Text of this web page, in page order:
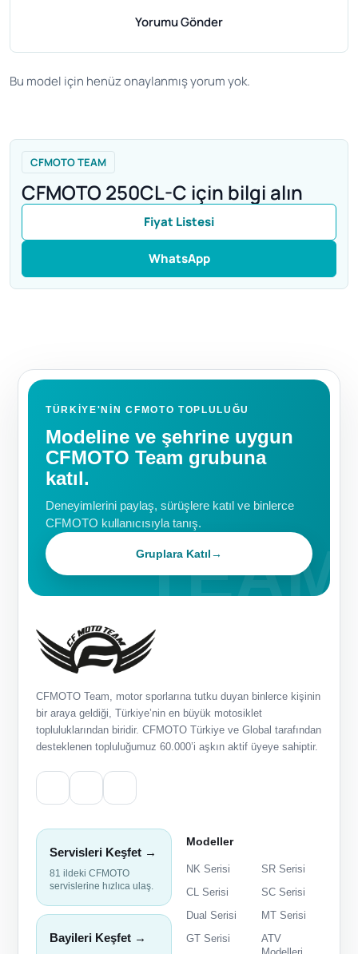
Yorumu Gönder
Bu model için henüz onaylanmış yorum yok.
CFMOTO TEAM
CFMOTO 250CL-C için bilgi alın
Fiyat Listesi
WhatsApp
TÜRKIYE'NIN CFMOTO TOPLULUĞU
Modeline ve şehrine uygun
CFMOTO Team grubuna
katıl.
Deneyimlerini paylaş, sürüşlere katıl ve binlerce
CFMOTO kullanıcısıyla tanış.
Gruplara Katıl→
CFMOTO Team, motor sporlarına tutku duyan binlerce kişinin
bir araya geldiği, Türkiye’nin en büyük motosiklet
topluluklarından biridir. CFMOTO Türkiye ve Global tarafından
desteklenen topluluğumuz 60.000’i aşkın aktif üyeye sahiptir.
Servisleri Keşfet →
81 ildeki CFMOTO
servislerine hızlıca ulaş.
Bayileri Keşfet →
Modeller
NK Serisi
SR Serisi
CL Serisi
SC Serisi
Dual Serisi
MT Serisi
GT Serisi
ATV